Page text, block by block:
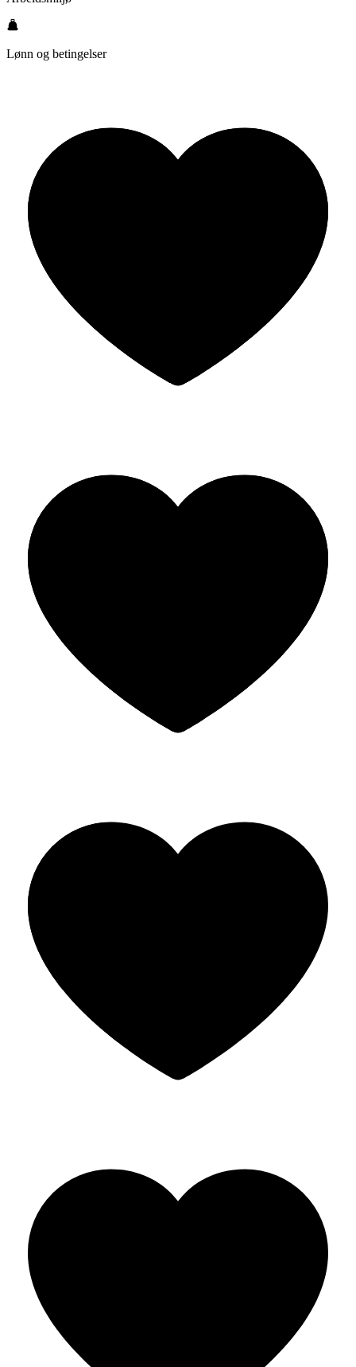
Lønn og betingelser